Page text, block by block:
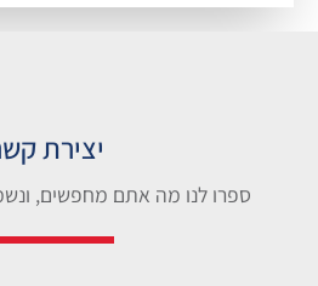
יצירת
ספרו לנו מה אתם מחפשים,